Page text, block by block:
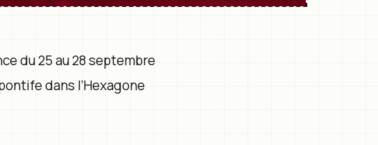
du 25 au 28 septembre
dans l’Hexagone